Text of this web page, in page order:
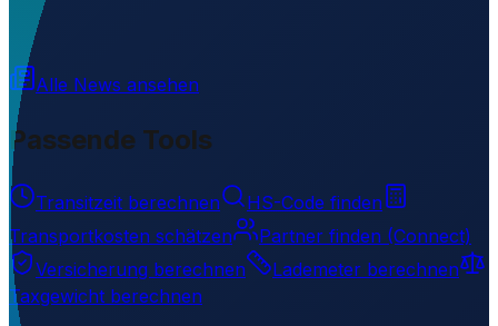
Wird geladen...
Alle News ansehen
Passende Tools
Transitzeit berechnen
HS-Code finden
Transportkosten schätzen
Partner finden (Connect)
Versicherung berechnen
Lademeter berechnen
Taxgewicht berechnen